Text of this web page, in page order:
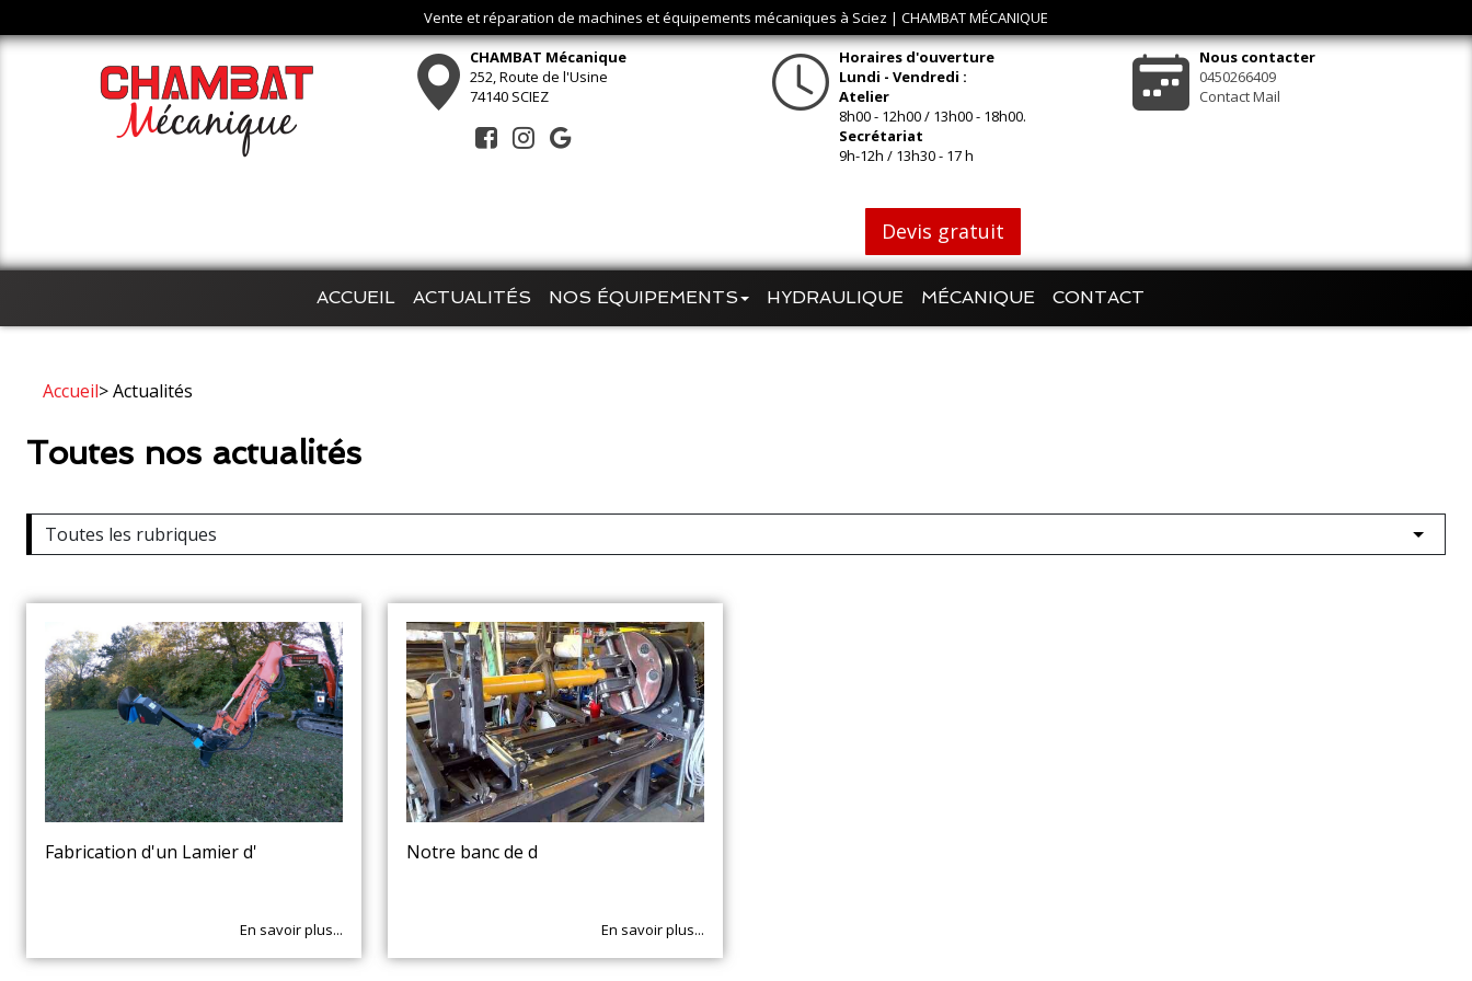
Vente et réparation de machines et équipements mécaniques à Sciez | CHAMBAT MÉCANIQUE
CHAMBAT Mécanique
252, Route de l'Usine
74140 SCIEZ
Horaires d'ouverture
Lundi - Vendredi :
Atelier
8h00 - 12h00 / 13h00 - 18h00.
Secrétariat
9h-12h / 13h30 - 17 h
Devis gratuit
Nous contacter
0450266409
Contact Mail
ACCUEIL ACTUALITÉS NOS ÉQUIPEMENTS HYDRAULIQUE MÉCANIQUE CONTACT
Accueil> Actualités
Toutes nos actualités
Fabrication d'un Lamier d'
En savoir plus...
Notre banc de d
En savoir plus...